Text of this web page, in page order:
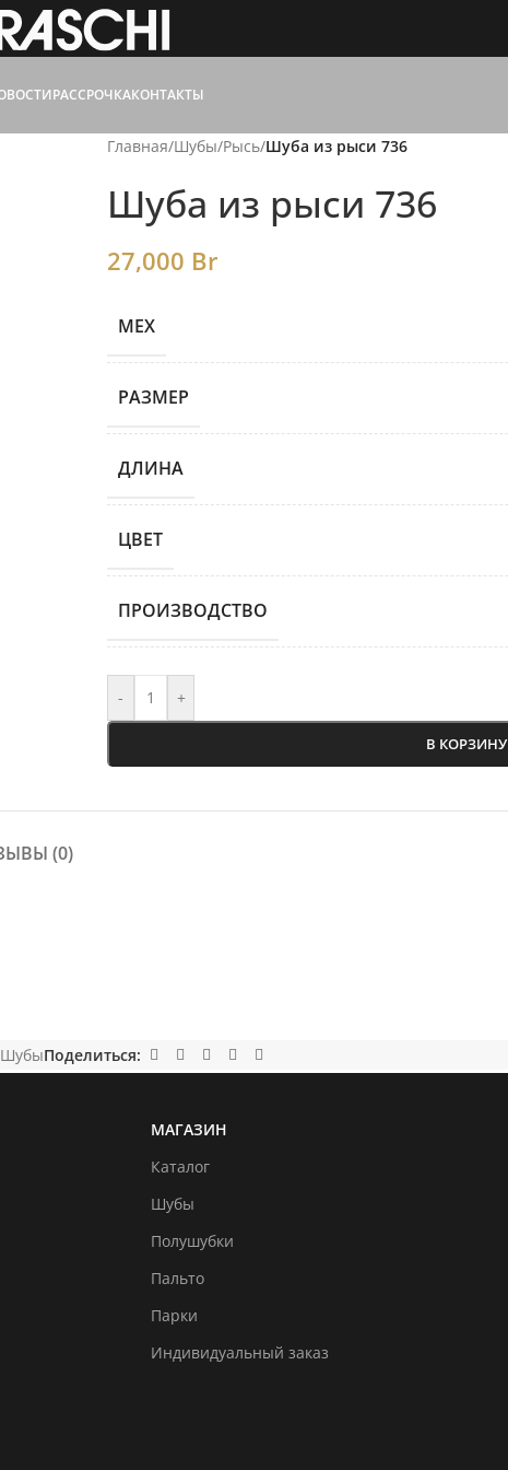
РАССРОЧКАКОНТАКТЫ
Главная/Шубы/Рысь/Шуба из рыси 736
Шуба из рыси 736
27,000 Br
МЕХ
РАЗМЕР
ДЛИНА
ЦВЕТ
ПРОИЗВОДСТВО
- +
В КОРЗИНУ
(0)
ШубыПоделиться:
МАГАЗИН
Каталог
Шубы
Полушубки
Пальто
Парки
Индивидуальный заказ